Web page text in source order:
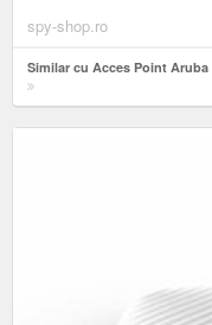
spy-shop.ro
Similar cu Acces Point Aruba